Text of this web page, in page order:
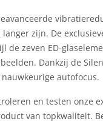
zijn. De
de zeven ED-
Dankzij de
autofocus.
en testen onze
van topkwaliteit.